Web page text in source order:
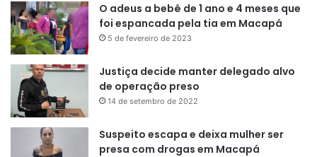
O adeus a bebê de 1 ano e 4 meses que
foi espancada pela tia em Macapá
5 de fevereiro de 2023
Justiça decide manter delegado alvo
de operação preso
14 de setembro de 2022
Suspeito escapa e deixa mulher ser
presa com drogas em Macapá